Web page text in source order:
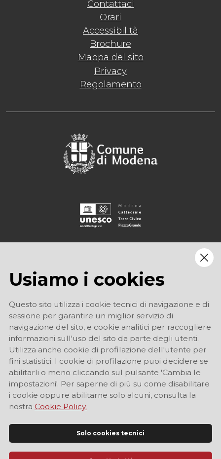
Contattaci
Orari
Accessibilità
Brochure
Mappa del sito
Privacy
Regolamento
Usiamo i cookies
Questo sito utilizza i cookie tecnici di navigazione e di
sessione per garantire un miglior servizio di
navigazione del sito, e cookie analitici per raccogliere
informazioni sull'uso del sito da parte degli utenti.
Utilizza anche cookie di profilazione dell'utente per
fini statistici. I cookie di profilazione puoi decidere se
abilitarli o meno cliccando sul pulsante 'Cambia le
impostazioni'. Per saperne di più su come disabilitare
i cookie oppure abilitarne solo alcuni, consulta la
nostra Cookie Policy.
Solo cookies tecnici